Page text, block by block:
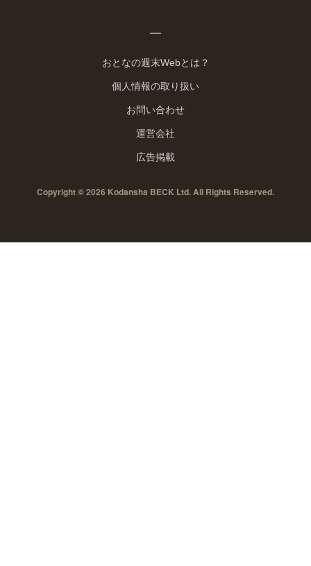
おとなの週末Webとは？
個人情報の取り扱い
お問い合わせ
運営会社
広告掲載
Copyright © 2026 Kodansha BECK Ltd. All Rights Reserved.